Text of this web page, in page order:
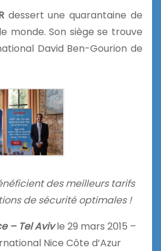
dessert une quarantaine de
monde. Son siège se trouve
David Ben-Gourion de
des meilleurs tarifs
de sécurité optimales !
– Tel Avivle 29 mars 2015 –
Nice Côte d’Azur